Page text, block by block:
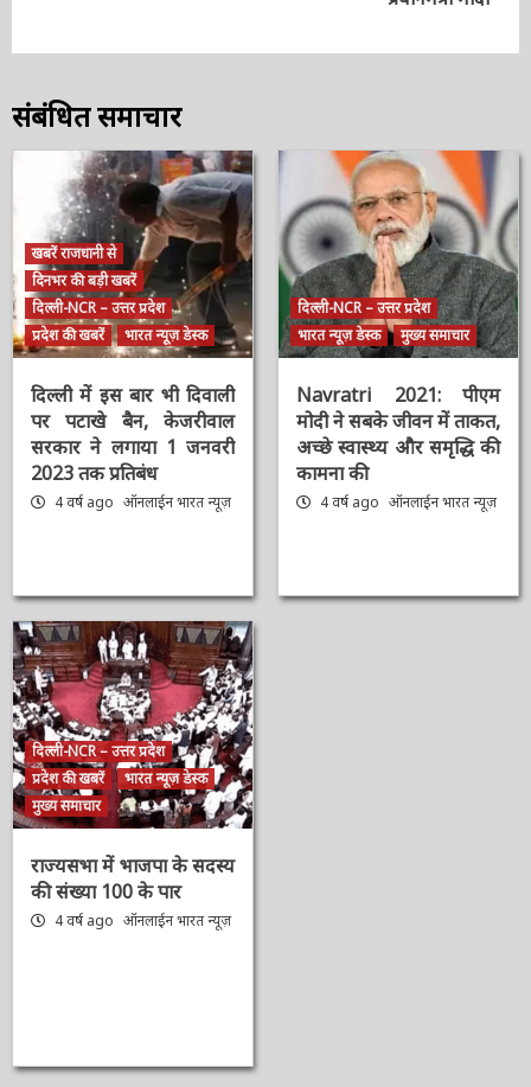
संबंधित समाचार
खबरें राजधानी से
दिनभर की बड़ी खबरें
दिल्ली-NCR – उत्तर प्रदेश
प्रदेश की खबरें
भारत न्यूज़ डेस्क
दिल्ली में इस बार भी दिवाली
पर पटाखे बैन, केजरीवाल
सरकार ने लगाया 1 जनवरी
2023 तक प्रतिबंध
दिल्ली-NCR – उत्तर प्रदेश
भारत न्यूज़ डेस्क
मुख्य समाचार
Navratri 2021: पीएम
मोदी ने सबके जीवन में
ताकत, अच्छे स्वास्थ्य और
समृद्धि की कामना की
दिल्ली-NCR – उत्तर प्रदेश
प्रदेश की खबरें
भारत न्यूज़ डेस्क
मुख्य समाचार
राज्यसभा में भाजपा के
सदस्य की संख्या 100 के
पार